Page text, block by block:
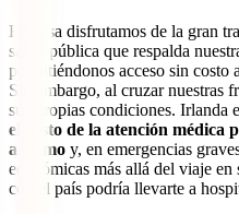
En casa disfrutamos de la gran
salud pública que respalda
permitiéndonos acceso sin costo
Sin embargo, al cruzar nuestras
sus propias condiciones. Irlanda
el costo de la atención médica
altísimo y, en emergencias
económicas más allá del viaje
con el país podría llevarte a